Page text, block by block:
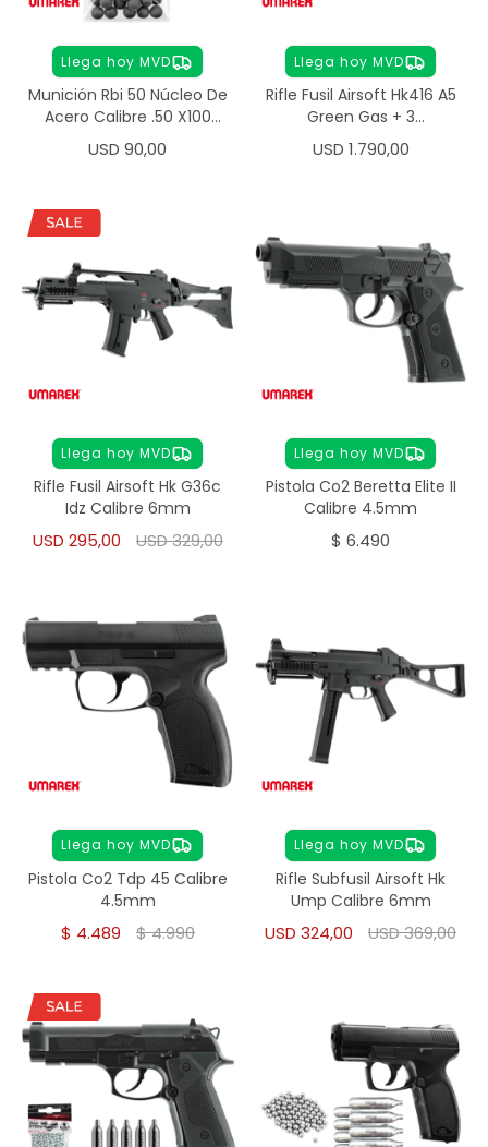
Llega hoy MVD
Munición Rbi 50 Núcleo De
Acero Calibre .50 X100
Unidades
USD 90,00
Llega hoy MVD
Rifle Fusil Airsoft Hk416 A5
Green Gas + 3
Cargadores
USD 1.790,00
Llega hoy MVD
Rifle Fusil Airsoft Hk G36c
Idz Calibre 6mm
USD 295,00 USD329,00
Llega hoy MVD
Pistola Co2 Beretta Elite II
Calibre 4.5mm
$ 6.490
Llega hoy MVD
Pistola Co2 Tdp 45 Calibre
4.5mm
$ 4.489 $4.990
Llega hoy MVD
Rifle Subfusil Airsoft Hk
Ump Calibre 6mm
USD 324,00 USD369,00